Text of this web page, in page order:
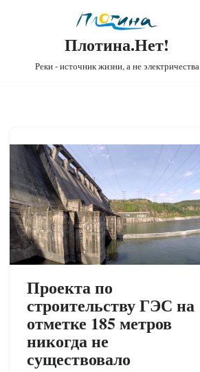
Плотина.Нет!
Реки - источник жизни, а не электричества
Проекта по
строительству ГЭС на
отметке 185 метров
никогда не
существовало